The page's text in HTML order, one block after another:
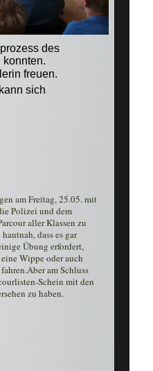
des
freuen.
sich
am Freitag, 25.05. mit
Polizei und dem
aller Klassen zu
dass es gar
Übung erfordert,
Wippe oder auch
am Schluss
Schein mit den
zu haben.